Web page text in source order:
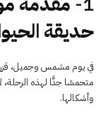
حديقة
في يوم مشمس وجميل،
متحمسًا جدًّا لهذه الرحلة،
وأشكالها.